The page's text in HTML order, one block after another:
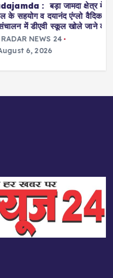
बड़ा जामदा क्षेत्र में टाटा
व दयानंद एंग्लो वैदिक संस्था
स्कूल खोले जाने की मांग
24